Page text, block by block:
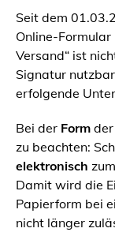
Seit dem
Online-
Versand“ ist
Signatur
erfolgende
Bei der Form
zu beachten:
elektronisch
Damit wird die
Papierform bei
nicht länger